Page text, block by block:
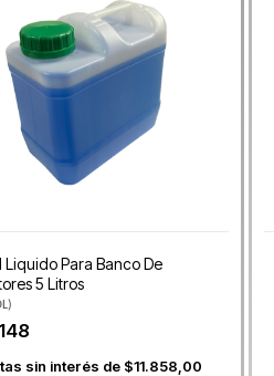
Liquido Para Banco De
5 Litros
)
sin interés de $11.858,00